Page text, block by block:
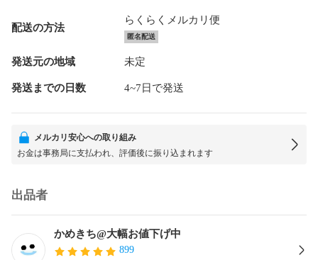
配送の方法
らくらくメルカリ便
匿名配送
発送元の地域 未定
発送までの日数 4~7日で発送
メルカリ安心への取り組み
お金は事務局に支払われ、評価後に振り込まれます
出品者
かめきち@大幅お値下げ中
899